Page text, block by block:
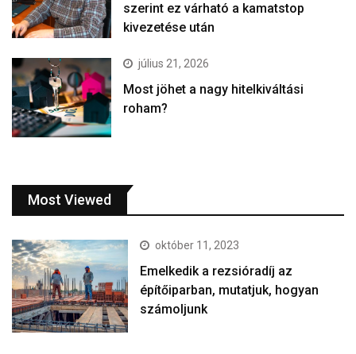
szerint ez várható a kamatstop
kivezetése után
július 21, 2026
Most jöhet a nagy hitelkiváltási
roham?
Most Viewed
október 11, 2023
Emelkedik a rezsióradíj az
építőiparban, mutatjuk, hogyan
számoljunk